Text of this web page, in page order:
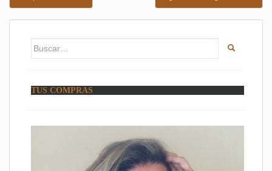
de
entradas
Buscar:
TUS COMPRAS